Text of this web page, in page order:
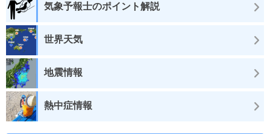
気象予報士のポイント解説
世界天気
地震情報
熱中症情報